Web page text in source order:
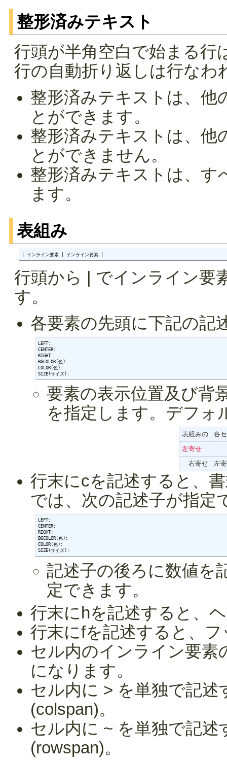
整形済みテキスト
行頭が半角空白で始まる行
行の自動折り返しは行なわ
整形済みテキストは、他
とができます。
整形済みテキストは、他
とができません。
整形済みテキストは、す
ます。
表組み
| インライン要素 | インライン要素 |
行頭から | でインライン要
す。
各要素の先頭に下記の記
LEFT:
CENTER:
RIGHT:
BGCOLOR(色):
COLOR(色):
SIZE(サイズ):
要素の表示位置及び背
を指定します。デフォ
表組みの
各
左寄せ
右寄せ
左
行末にcを記述すると、
では、次の記述子が指定
LEFT:
CENTER:
RIGHT:
BGCOLOR(色):
COLOR(色):
SIZE(サイズ):
記述子の後ろに数値を
定できます。
行末にhを記述すると、
行末にfを記述すると、
セル内のインライン要素
になります。
セル内に > を単独で記
(colspan)。
セル内に ~ を単独で記
(rowspan)。